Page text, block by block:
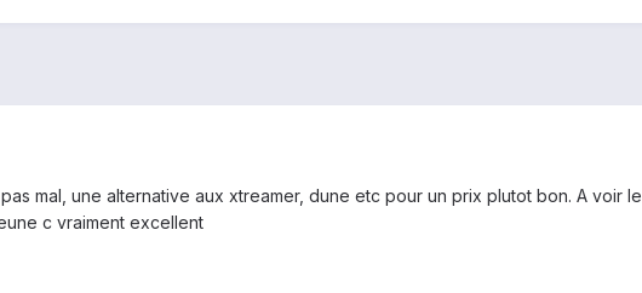
mal, une alternative aux xtreamer, dune etc pour un prix plutot bon. A voir
c vraiment excellent